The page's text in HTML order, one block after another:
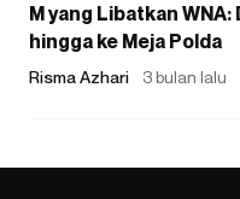
M yang Libatkan
hingga ke Meja Polda
Risma Azhari 3 bulan lalu